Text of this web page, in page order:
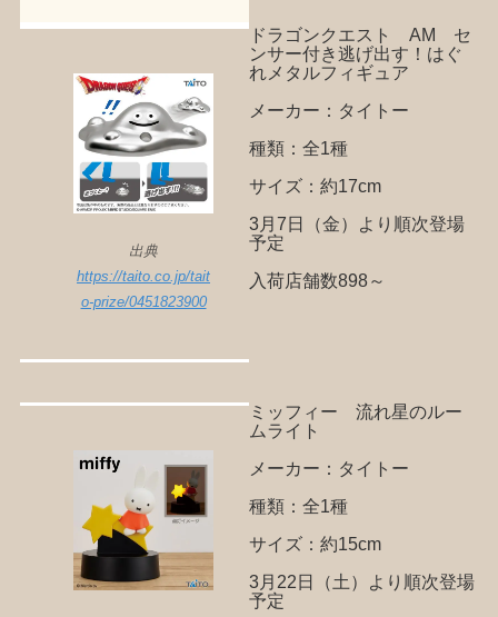
出典
https://taito.co.jp/tait
o-prize/0451823900
ドラゴンクエスト AM セ
ンサー付き逃げ出す！はぐ
れメタルフィギュア
メーカー：タイトー
種類：全1種
サイズ：約17cm
3月7日（金）より順次登場
予定
入荷店舗数898～
ミッフィー 流れ星のルー
ムライト
メーカー：タイトー
種類：全1種
サイズ：約15cm
3月22日（土）より順次登場
予定